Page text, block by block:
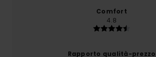
Comfort
4.8
Rapporto qualità-prezzo